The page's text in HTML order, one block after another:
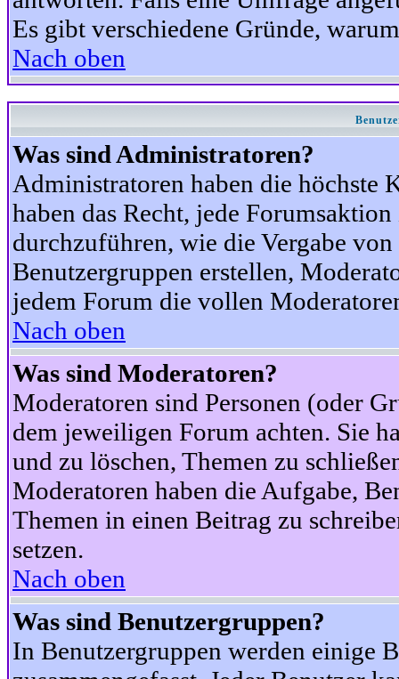
Es gibt verschiedene Gründe,
Nach oben
Was sind Administratoren?
Administratoren haben die höchste
haben das Recht, jede
durchzuführen, wie die Vergabe
Benutzergruppen erstellen,
jedem Forum die vollen
Nach oben
Was sind Moderatoren?
Moderatoren sind Personen (oder
dem jeweiligen Forum achten. Sie
und zu löschen, Themen zu
Moderatoren haben die Aufgabe,
Themen in einen Beitrag zu
setzen.
Nach oben
Was sind Benutzergruppen?
In Benutzergruppen werden einige